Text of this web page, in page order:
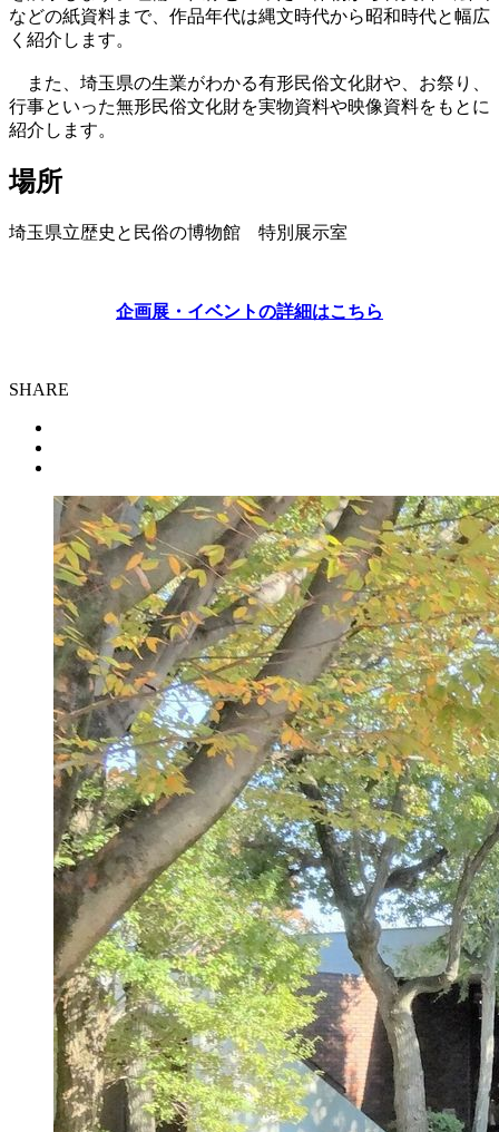
などの紙資料まで、作品年代は縄文時代から昭和時代と幅広
く紹介します。
また、埼玉県の生業がわかる有形民俗文化財や、お祭り、
行事といった無形民俗文化財を実物資料や映像資料をもとに
紹介します。
場所
埼玉県立歴史と民俗の博物館 特別展示室
企画展・イベントの詳細はこちら
SHARE